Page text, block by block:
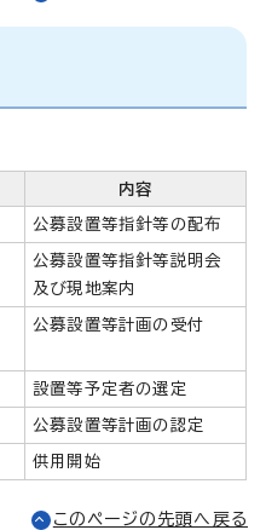
内容
公募設置等指針等の配布
公募設置等指針等説明会
及び現地案内
公募設置等計画の受付
設置等予定者の選定
公募設置等計画の認定
供用開始
このページの先頭へ戻る